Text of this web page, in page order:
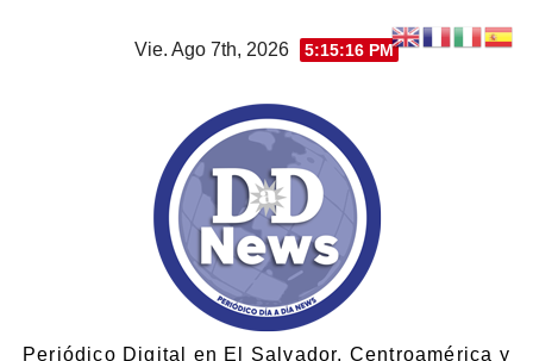
Vie. Ago 7th, 2026 5:15:17 PM
Periódico Digital en El Salvador, Centroamérica y